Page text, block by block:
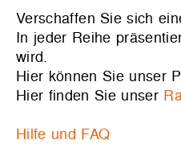
Verschaffen Sie sich
In jeder Reihe
wird.
Hier können Sie unser
Hier finden Sie unser
Hilfe und FAQ